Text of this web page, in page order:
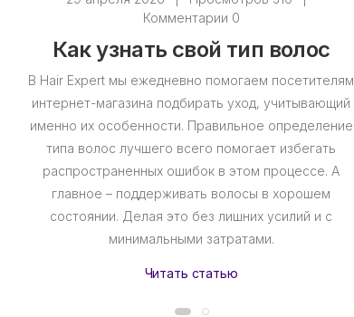
Комментарии 0
Как узнать свой тип волос
В Hair Expert мы ежедневно помогаем посетителям
интернет-магазина подбирать уход, учитывающий
именно их особенности. Правильное определение
типа волос лучшего всего помогает избегать
распространенных ошибок в этом процессе. А
главное – поддерживать волосы в хорошем
состоянии. Делая это без лишних усилий и с
минимальными затратами.
Читать статью